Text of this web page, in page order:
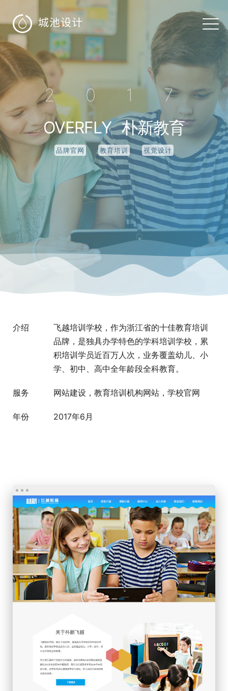

2017
OVERFLY 朴新教育
品牌官网 教育培训 视觉设计
介绍
飞越培训学校，作为浙江省的十佳教育培训
品牌，是独具办学特色的学科培训学校，累
积培训学员近百万人次，业务覆盖幼儿、小
学、初中、高中全年龄段全科教育。
服务 网站建设，教育培训机构网站，学校官网
年份 2017年6月